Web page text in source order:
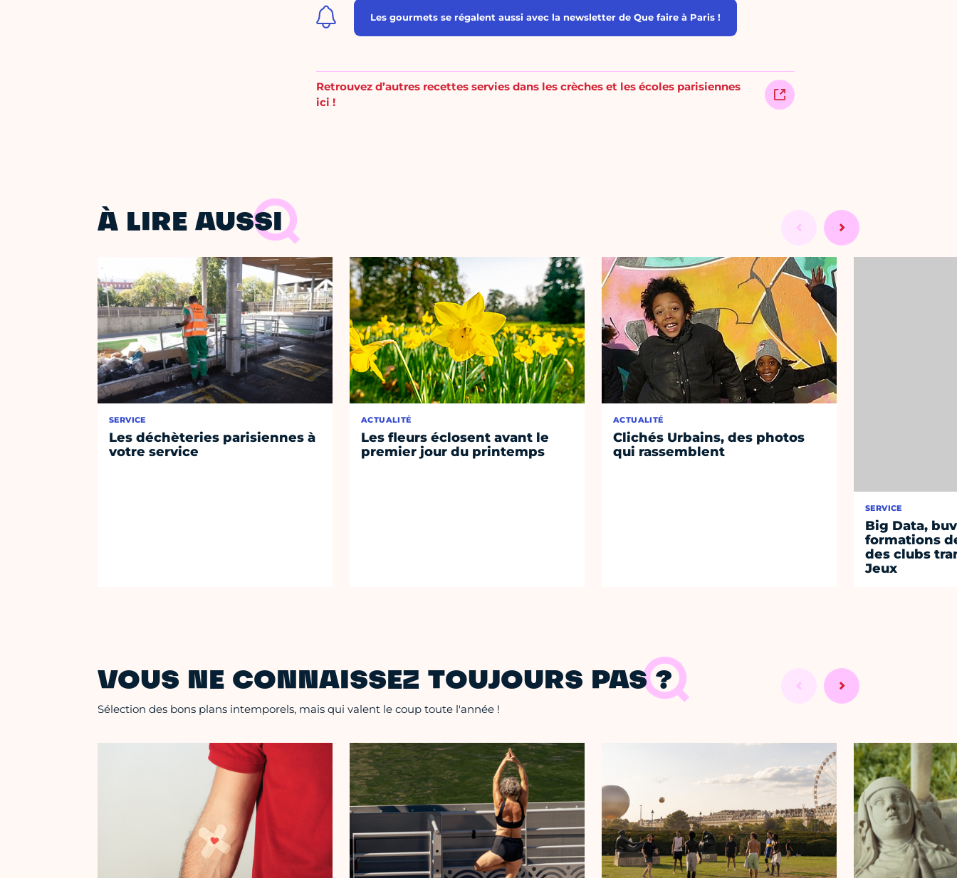
Les gourmets se régalent aussi avec la newsletter de Que faire à Paris !
Retrouvez d’autres recettes servies dans les crèches et les écoles parisiennes
ici !
À LIRE AUSSI
SERVICE
Les déchèteries parisiennes à
votre service
ACTUALITÉ
Les fleurs éclosent avant le
premier jour du printemps
ACTUALITÉ
Clichés Urbains, des photos
qui rassemblent
SERVICE
Big Data,
formations
des clubs
Jeux
VOUS NE CONNAISSEZ TOUJOURS PAS ?
Sélection des bons plans intemporels, mais qui valent le coup toute l'année !